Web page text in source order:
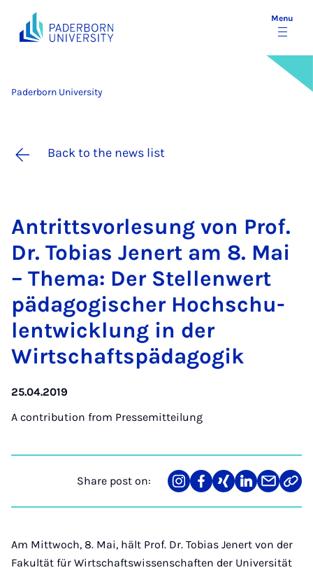
Menu
Paderborn University
Back to the news list
An­tritt­s­vor­le­sung von Prof.
Dr. To­bi­as Jen­ert am 8. Mai
– Thema: Der Stel­len­wert
päd­ago­gis­cher Hoch­schu­
lentwicklung in der
Wirtschaft­späd­ago­gik
25.04.2019
A contribution from Pressemitteilung
Share post on:
Share
on
Teilen
auf
Teilen
auf
Teilen
auf
Teilen
über
Mail
Link
Am Mittwoch, 8. Mai, hält Prof. Dr. Tobias Jenert von der
Fakultät für Wirtschaftswissenschaften der Universität